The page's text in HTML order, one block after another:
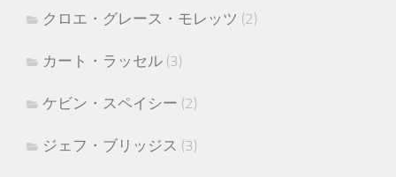
クロエ・グレース・モレッツ (2)
カート・ラッセル (3)
ケビン・スペイシー (2)
ジェフ・ブリッジス (3)